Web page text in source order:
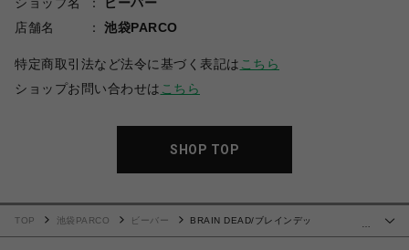
店舗名
池袋PARCO
特定商取引法など法令に基づく表記は こちら
ショップお問い合わせは こちら
SHOP TOP
TOP 池袋PARCO ビーバー
BRAIN DEAD/ブレインデッ